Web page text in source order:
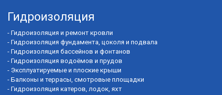
Гидроизоляция
- Гидроизоляция и ремонт кровли
- Гидроизоляция фундамента, цоколя и подвала
- Гидроизоляция бассейнов и фонтанов
- Гидроизоляция водоёмов и прудов
- Эксплуатируемые и плоские крыши
- Балконы и террасы, смотровые площадки
- Гидроизоляция катеров, лодок, яхт